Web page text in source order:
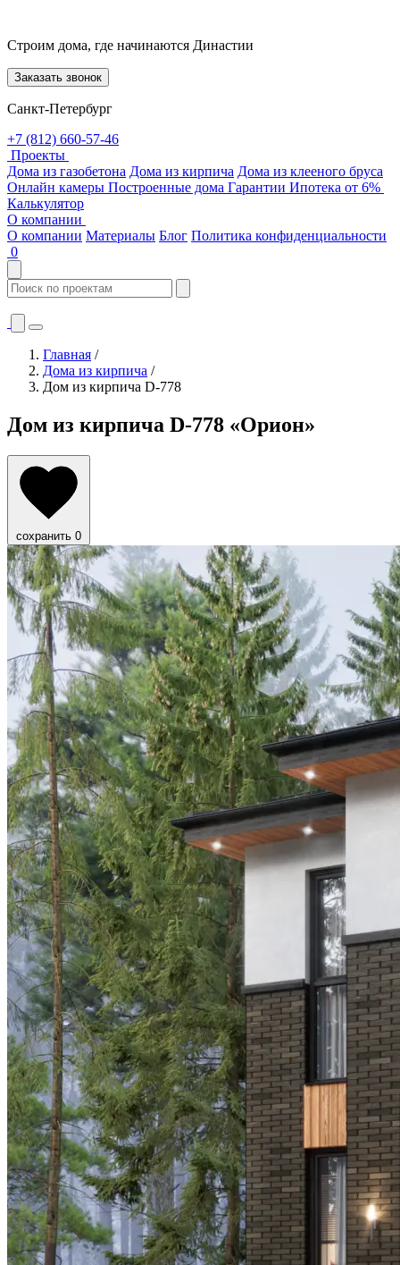
Строим дома, где начинаются Династии
Заказать звонок
Санкт-Петербург
+7 (812) 660-57-46
Проекты
Дома из газобетона Дома из кирпича Дома из клееного бруса
Онлайн камеры Построенные дома Гарантии Ипотека от 6%
Калькулятор
О компании
О компании Материалы Блог Политика конфиденциальности
0
Главная /
Дома из кирпича /
Дом из кирпича D-778
Дом из кирпича D-778 «Орион»
сохранить 0